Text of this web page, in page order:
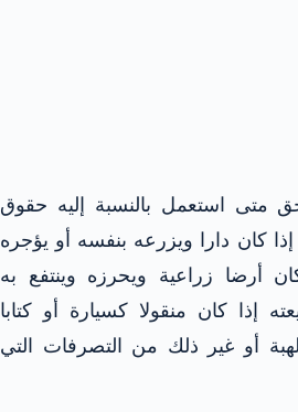
متى استعمل بالنسبة إليه حقوق
كان دارا ويزرعه بنفسه أو يؤجره
أرضا زراعية ويحرزه وينتفع به
إذا كان منقولا كسيارة أو كتابا
أو غير ذلك من التصرفات التي